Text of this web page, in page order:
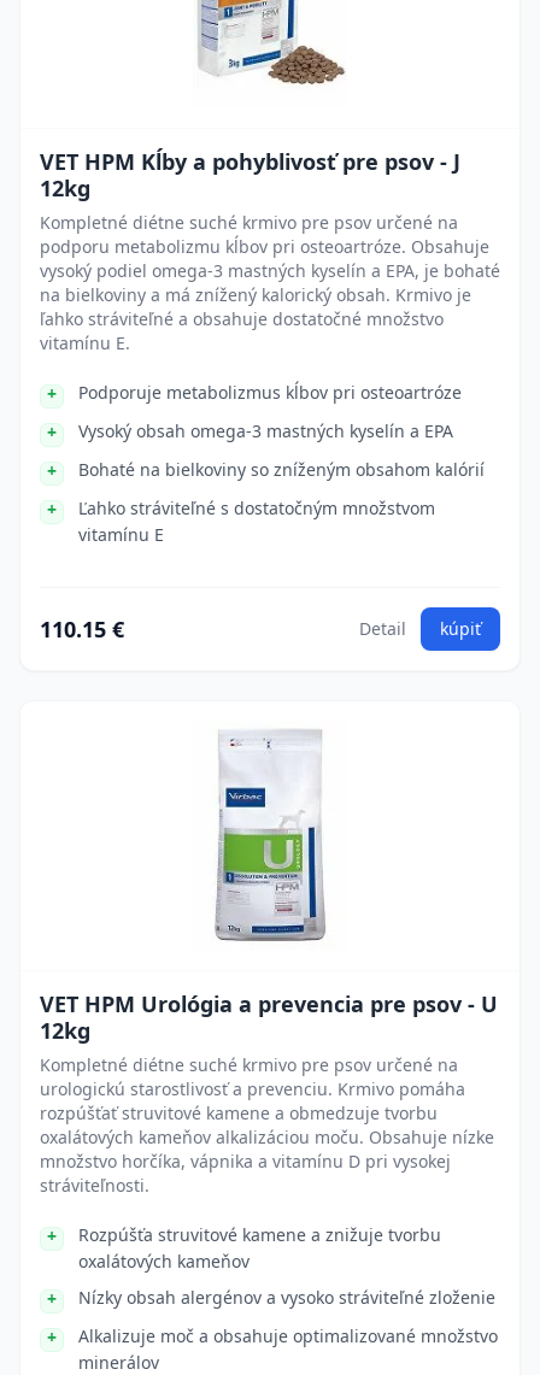
VET HPM Kĺby a pohyblivosť pre psov - J
12kg
Kompletné diétne suché krmivo pre psov určené na
podporu metabolizmu kĺbov pri osteoartróze. Obsahuje
vysoký podiel omega-3 mastných kyselín a EPA, je bohaté
na bielkoviny a má znížený kalorický obsah. Krmivo je
ľahko stráviteľné a obsahuje dostatočné množstvo
vitamínu E.
Podporuje metabolizmus kĺbov pri osteoartróze
Vysoký obsah omega-3 mastných kyselín a EPA
Bohaté na bielkoviny so zníženým obsahom kalórií
Ľahko stráviteľné s dostatočným množstvom
vitamínu E
110.15 € Detail kúpiť
VET HPM Urológia a prevencia pre psov - U
12kg
Kompletné diétne suché krmivo pre psov určené na
urologickú starostlivosť a prevenciu. Krmivo pomáha
rozpúšťať struvitové kamene a obmedzuje tvorbu
oxalátových kameňov alkalizáciou moču. Obsahuje nízke
množstvo horčíka, vápnika a vitamínu D pri vysokej
stráviteľnosti.
Rozpúšťa struvitové kamene a znižuje tvorbu
oxalátových kameňov
Nízky obsah alergénov a vysoko stráviteľné zloženie
Alkalizuje moč a obsahuje optimalizované množstvo
minerálov